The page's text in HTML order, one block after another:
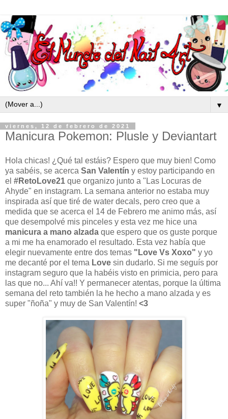
▼
viernes, 12 de febrero de 2021
Manicura Pokemon: Plusle y Deviantart
Hola chicas! ¿Qué tal estáis? Espero que muy bien! Como
ya sabéis, se acerca San Valentín y estoy participando en
el #RetoLove21 que organizo junto a "Las Locuras de
Ahyde" en instagram. La semana anterior no estaba muy
inspirada así que tiré de water decals, pero creo que a
medida que se acerca el 14 de Febrero me animo más, así
que desempolvé mis pinceles y esta vez me hice una
manicura a mano alzada que espero que os guste porque
a mi me ha enamorado el resultado. Esta vez había que
elegir nuevamente entre dos temas "Love Vs Xoxo" y yo
me decanté por el tema Love sin dudarlo. Si me seguís por
instagram seguro que la habéis visto en primicia, pero para
las que no... Ahí va!! Y permanecer atentas, porque la última
semana del reto también la he hecho a mano alzada y es
super "ñoña" y muy de San Valentín! <3